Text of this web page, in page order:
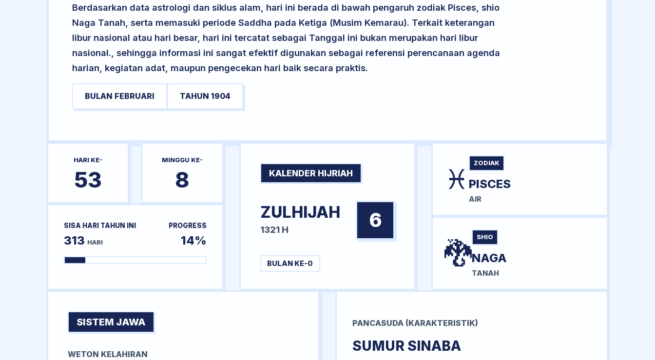
Berdasarkan data astrologi dan siklus alam, hari ini berada di bawah pengaruh zodiak Pisces, shio
Naga Tanah, serta memasuki periode Saddha pada Ketiga (Musim Kemarau). Terkait keterangan
libur nasional atau hari besar, hari ini tercatat sebagai Tanggal ini bukan merupakan hari libur
nasional., sehingga informasi ini sangat efektif digunakan sebagai referensi perencanaan agenda
harian, kegiatan adat, maupun pengecekan hari baik secara praktis.
BULAN FEBRUARI TAHUN 1904
HARI KE-
53
MINGGU KE-
8
SISA HARI TAHUN INI
313 HARI
PROGRESS
14%
KALENDER HIJRIAH
ZULHIJAH
1321 H 6
BULAN KE-0
♓ ZODIAK
PISCES
AIR
🐉 SHIO
NAGA
TANAH
SISTEM JAWA
WETON KELAHIRAN
PANCASUDA (KARAKTERISTIK)
SUMUR SINABA